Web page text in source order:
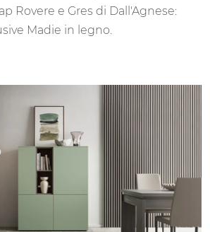
Rovere e Gres di Dall'Agnese:
Madie in legno.